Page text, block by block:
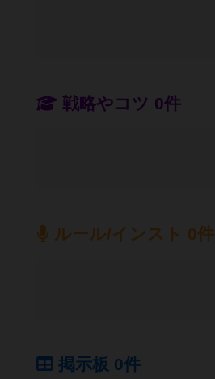
戦略やコツ 0件
ルール/インスト 0件
掲示板 0件